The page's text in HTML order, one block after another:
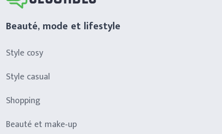
Beauté, mode et lifestyle
Style cosy
Style casual
Shopping
Beauté et make-up